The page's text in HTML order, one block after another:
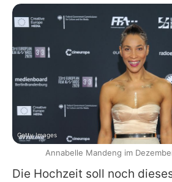
Die Hochzeit soll noch
Getty Images
Annabelle Mandeng im